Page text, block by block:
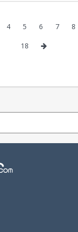
4 5 6 7 8
18